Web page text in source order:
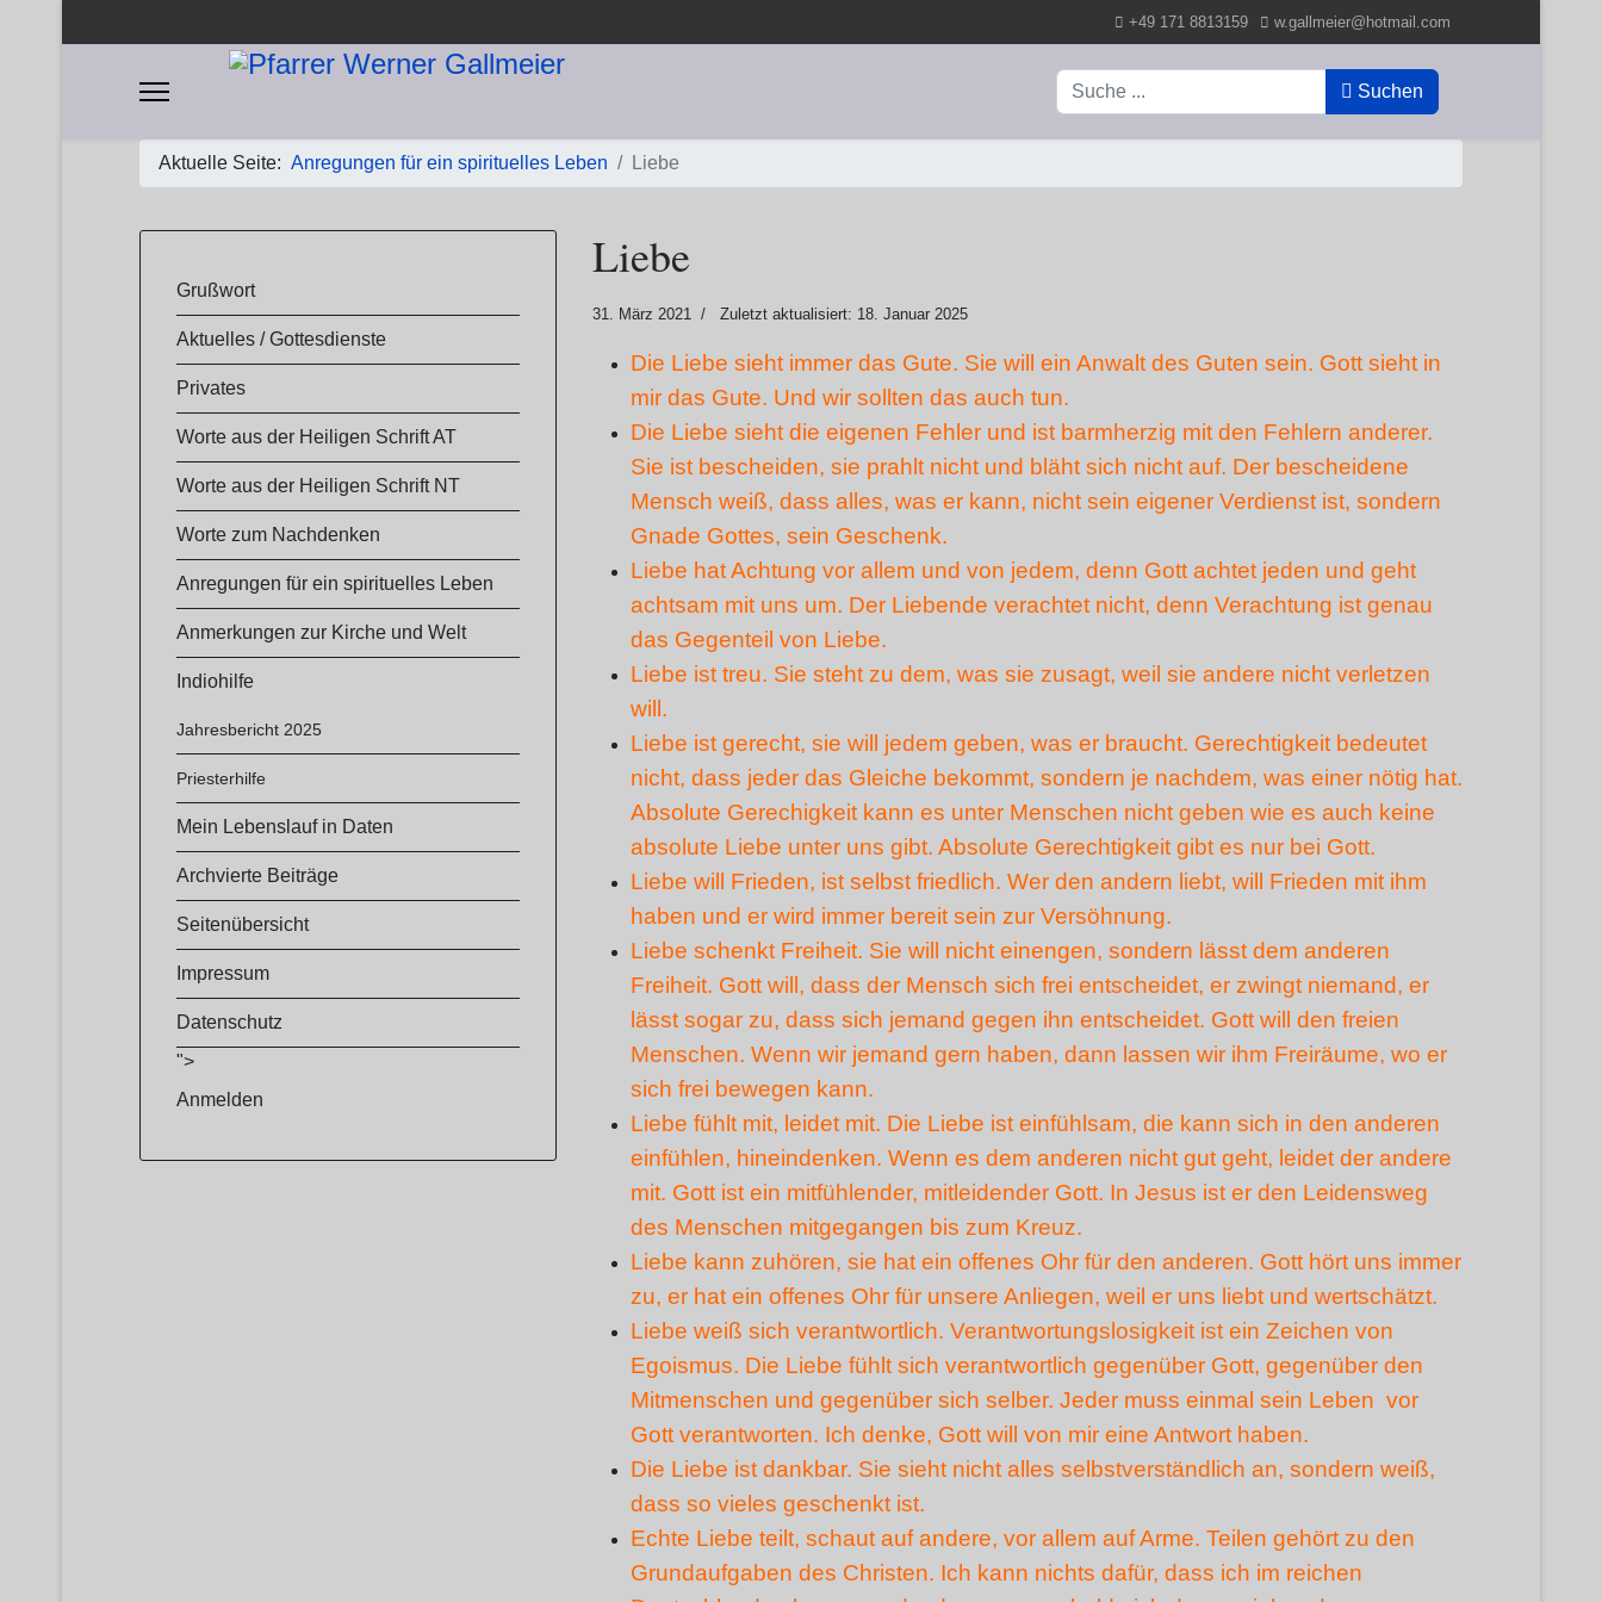
+49 171 8813159 w.gallmeier@hotmail.com
Suchen Suchen
Aktuelle Seite: Anregungen für ein spirituelles Leben Liebe
​​Grußwort
Aktuelles / Gottesdienste
Privates
Worte aus der Heiligen Schrift AT
Worte aus der Heiligen Schrift NT
Worte zum Nachdenken
Anregungen für ein spirituelles Leben
Anmerkungen zur Kirche und Welt
Indiohilfe
Jahresbericht 2025
Priesterhilfe
Mein Lebenslauf in Daten
Archvierte Beiträge
Seitenübersicht
Impressum
Datenschutz
">
Anmelden
Liebe
31. März 2021 Zuletzt aktualisiert: 18. Januar 2025
Die Liebe sieht immer das Gute. Sie will ein Anwalt des Guten sein. Gott sieht in
mir das Gute. Und wir sollten das auch tun.
Die Liebe sieht die eigenen Fehler und ist barmherzig mit den Fehlern anderer.
Sie ist bescheiden, sie prahlt nicht und bläht sich nicht auf. Der bescheidene
Mensch weiß, dass alles, was er kann, nicht sein eigener Verdienst ist, sondern
Gnade Gottes, sein Geschenk.
Liebe hat Achtung vor allem und von jedem, denn Gott achtet jeden und geht
achtsam mit uns um. Der Liebende verachtet nicht, denn Verachtung ist genau
das Gegenteil von Liebe.
Liebe ist treu. Sie steht zu dem, was sie zusagt, weil sie andere nicht verletzen
will.
Liebe ist gerecht, sie will jedem geben, was er braucht. Gerechtigkeit bedeutet
nicht, dass jeder das Gleiche bekommt, sondern je nachdem, was einer nötig hat.
Absolute Gerechigkeit kann es unter Menschen nicht geben wie es auch keine
absolute Liebe unter uns gibt. Absolute Gerechtigkeit gibt es nur bei Gott.
Liebe will Frieden, ist selbst friedlich. Wer den andern liebt, will Frieden mit ihm
haben und er wird immer bereit sein zur Versöhnung.
Liebe schenkt Freiheit. Sie will nicht einengen, sondern lässt dem anderen
Freiheit. Gott will, dass der Mensch sich frei entscheidet, er zwingt niemand, er
lässt sogar zu, dass sich jemand gegen ihn entscheidet. Gott will den freien
Menschen. Wenn wir jemand gern haben, dann lassen wir ihm Freiräume, wo er
sich frei bewegen kann.
Liebe fühlt mit, leidet mit. Die Liebe ist einfühlsam, die kann sich in den anderen
einfühlen, hineindenken. Wenn es dem anderen nicht gut geht, leidet der andere
mit. Gott ist ein mitfühlender, mitleidender Gott. In Jesus ist er den Leidensweg
des Menschen mitgegangen bis zum Kreuz.
Liebe kann zuhören, sie hat ein offenes Ohr für den anderen. Gott hört uns immer
zu, er hat ein offenes Ohr für unsere Anliegen, weil er uns liebt und wertschätzt.
Liebe weiß sich verantwortlich. Verantwortungslosigkeit ist ein Zeichen von
Egoismus. Die Liebe fühlt sich verantwortlich gegenüber Gott, gegenüber den
Mitmenschen und gegenüber sich selber. Jeder muss einmal sein Leben vor
Gott verantworten. Ich denke, Gott will von mir eine Antwort haben.
Die Liebe ist dankbar. Sie sieht nicht alles selbstverständlich an, sondern weiß,
dass so vieles geschenkt ist.
Echte Liebe teilt, schaut auf andere, vor allem auf Arme. Teilen gehört zu den
Grundaufgaben des Christen. Ich kann nichts dafür, dass ich im reichen